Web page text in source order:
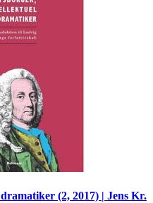
(2, 2017) | Jens Kr.